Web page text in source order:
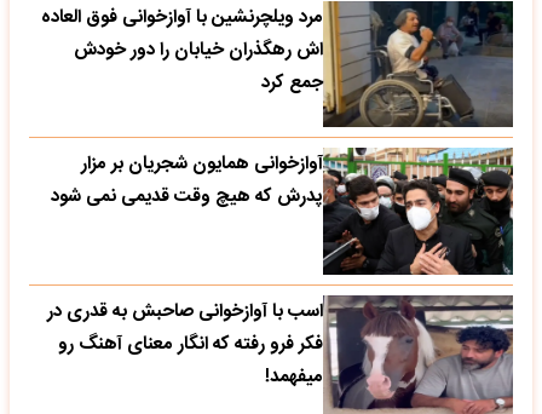
مرد ویلچرنشین با آوازخوانی فوق العاده
اش رهگذران خیابان را دور خودش
جمع کرد
آوازخوانی همایون شجریان بر مزار
پدرش که هیچ وقت قدیمی نمی شود
اسب با آوازخوانی صاحبش به قدری در
فکر فرو رفته که انگار معنای آهنگ رو
میفهمد!